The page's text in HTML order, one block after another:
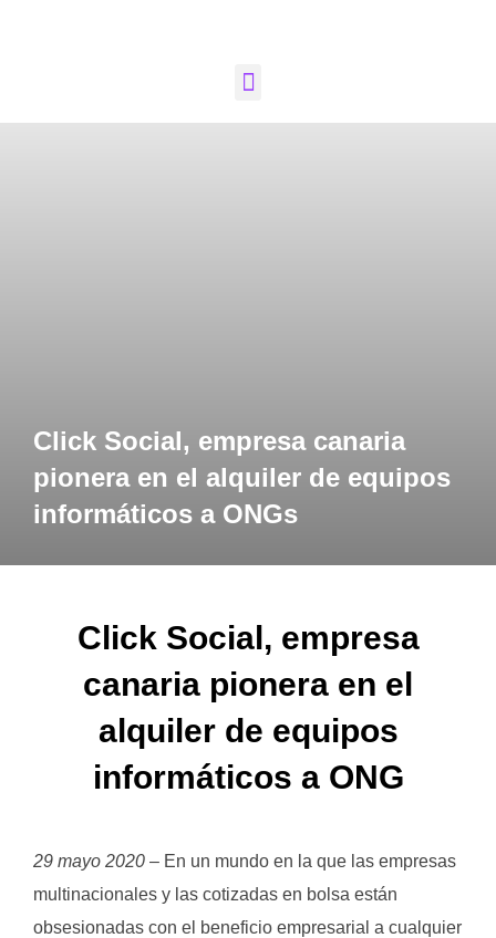
Click Social, empresa canaria
pionera en el alquiler de equipos
informáticos a ONGs
Click Social, empresa
canaria pionera en el
alquiler de equipos
informáticos a ONG
29 mayo 2020 – En un mundo en la que las empresas
multinacionales y las cotizadas en bolsa están
obsesionadas con el beneficio empresarial a cualquier